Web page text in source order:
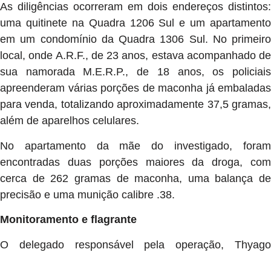
As diligências ocorreram em dois endereços distintos:
uma quitinete na Quadra 1206 Sul e um apartamento
em um condomínio da Quadra 1306 Sul. No primeiro
local, onde A.R.F., de 23 anos, estava acompanhado de
sua namorada M.E.R.P., de 18 anos, os policiais
apreenderam várias porções de maconha já embaladas
para venda, totalizando aproximadamente 37,5 gramas,
além de aparelhos celulares.
No apartamento da mãe do investigado, foram
encontradas duas porções maiores da droga, com
cerca de 262 gramas de maconha, uma balança de
precisão e uma munição calibre .38.
Monitoramento e flagrante
O delegado responsável pela operação, Thyago